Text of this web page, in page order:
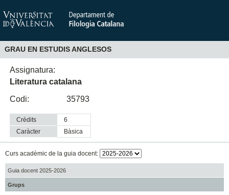
GRAU EN ESTUDIS ANGLESOS
Assignatura:
Literatura catalana
Codi:
35793
Crèdits
6
Caràcter
bàsica
Curs acadèmic de la guia docent:
Guia docent 2025-2026
Grups